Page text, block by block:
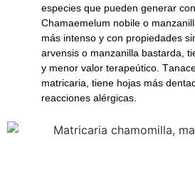
especies que pueden generar
Chamaemelum nobile o
más intenso y con propiedades
arvensis o manzanilla bastarda,
y menor valor terapeútico.
matricaria, tiene hojas más
reacciones alérgicas.